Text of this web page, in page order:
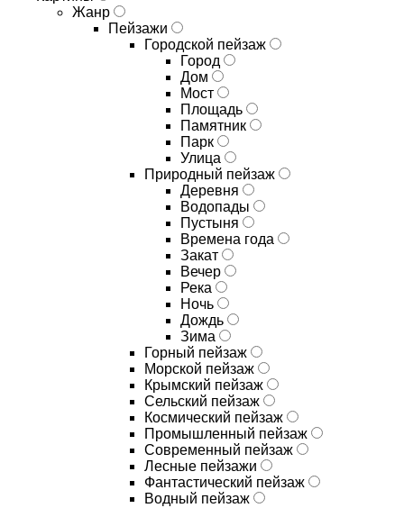
Жанр
Пейзажи
Городской пейзаж
Город
Дом
Мост
Площадь
Памятник
Парк
Улица
Природный пейзаж
Деревня
Водопады
Пустыня
Времена года
Закат
Вечер
Река
Ночь
Дождь
Зима
Горный пейзаж
Морской пейзаж
Крымский пейзаж
Сельский пейзаж
Космический пейзаж
Промышленный пейзаж
Современный пейзаж
Лесные пейзажи
Фантастический пейзаж
Водный пейзаж